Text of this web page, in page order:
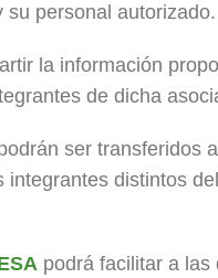
su personal autorizado.
la información
de dicha
ser transferidos
distintos
podrá facilitar a